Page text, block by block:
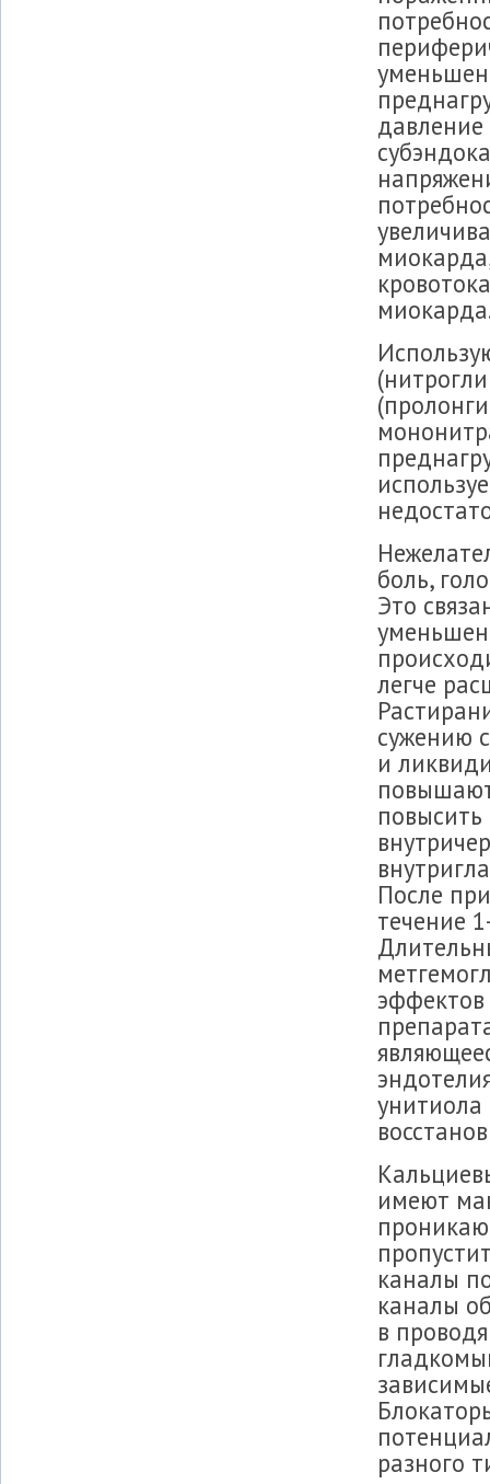
боль,
Это
легче
сужению
и
После
течение
унитиола
имеют
каналы
каналы
в
разного